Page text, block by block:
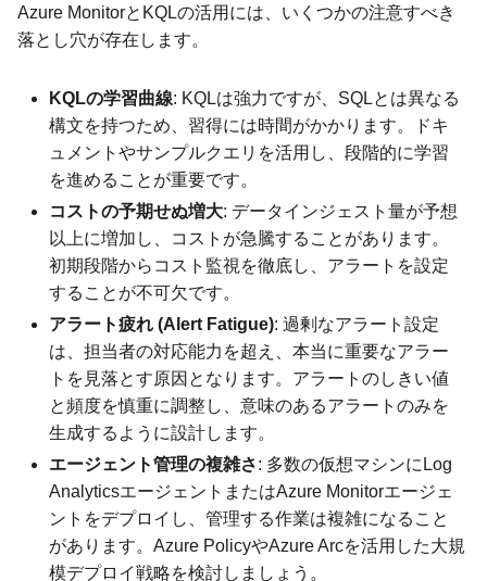
Azure MonitorとKQLの活用には、いくつかの注意すべき
落とし穴が存在します。
KQLの学習曲線: KQLは強力ですが、SQLとは異なる
構文を持つため、習得には時間がかかります。ドキ
ュメントやサンプルクエリを活用し、段階的に学習
を進めることが重要です。
コストの予期せぬ増大: データインジェスト量が予想
以上に増加し、コストが急騰することがあります。
初期段階からコスト監視を徹底し、アラートを設定
することが不可欠です。
アラート疲れ (Alert Fatigue): 過剰なアラート設定
は、担当者の対応能力を超え、本当に重要なアラー
トを見落とす原因となります。アラートのしきい値
と頻度を慎重に調整し、意味のあるアラートのみを
生成するように設計します。
エージェント管理の複雑さ: 多数の仮想マシンにLog
AnalyticsエージェントまたはAzure Monitorエージェ
ントをデプロイし、管理する作業は複雑になること
があります。Azure PolicyやAzure Arcを活用した大規
模デプロイ戦略を検討しましょう。